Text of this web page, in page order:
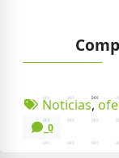
Noticias,
0